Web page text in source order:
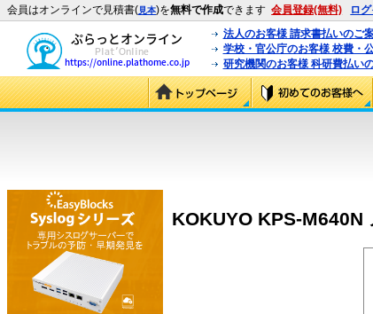
会員はオンラインで見積書(見本)を無料で作成できます 会員登録(無料) ロ
法人のお客様 請求書払いのご
学校・官公庁のお客様 校費・
研究機関のお客様 科研費払い
KOKUYO KPS-